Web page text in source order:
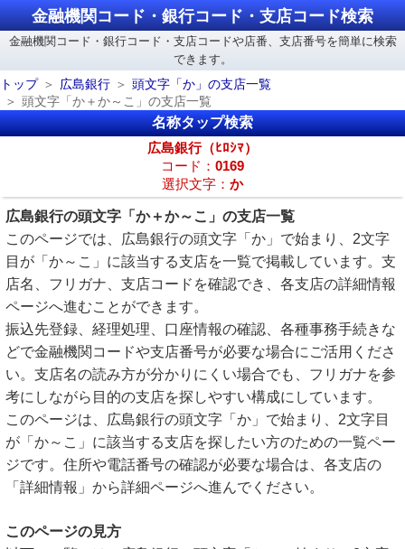
金融機関コード・銀行コード・支店コード検索
金融機関コード・銀行コード・支店コードや店番、支店番号を簡単に検索
できます。
トップ
広島銀行
頭文字「か」の支店一覧
頭文字「か＋か～こ」の支店一覧
名称タップ検索
広島銀行（ﾋﾛｼﾏ）
コード： 0169
選択文字： か
広島銀行の頭文字「か＋か～こ」の支店一覧
このページでは、広島銀行の頭文字「か」で始まり、2文字
目が「か～こ」に該当する支店を一覧で掲載しています。支
店名、フリガナ、支店コードを確認でき、各支店の詳細情報
ページへ進むことができます。
振込先登録、経理処理、口座情報の確認、各種事務手続きな
どで金融機関コードや支店番号が必要な場合にご活用くださ
い。支店名の読み方が分かりにくい場合でも、フリガナを参
考にしながら目的の支店を探しやすい構成にしています。
このページは、広島銀行の頭文字「か」で始まり、2文字目
が「か～こ」に該当する支店を探したい方のための一覧ペー
ジです。住所や電話番号の確認が必要な場合は、各支店の
「詳細情報」から詳細ページへ進んでください。
このページの見方